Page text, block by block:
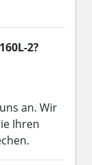
2?
an. Wir
Ihren